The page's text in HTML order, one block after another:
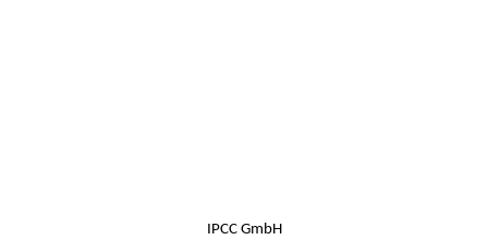
IPCC GmbH